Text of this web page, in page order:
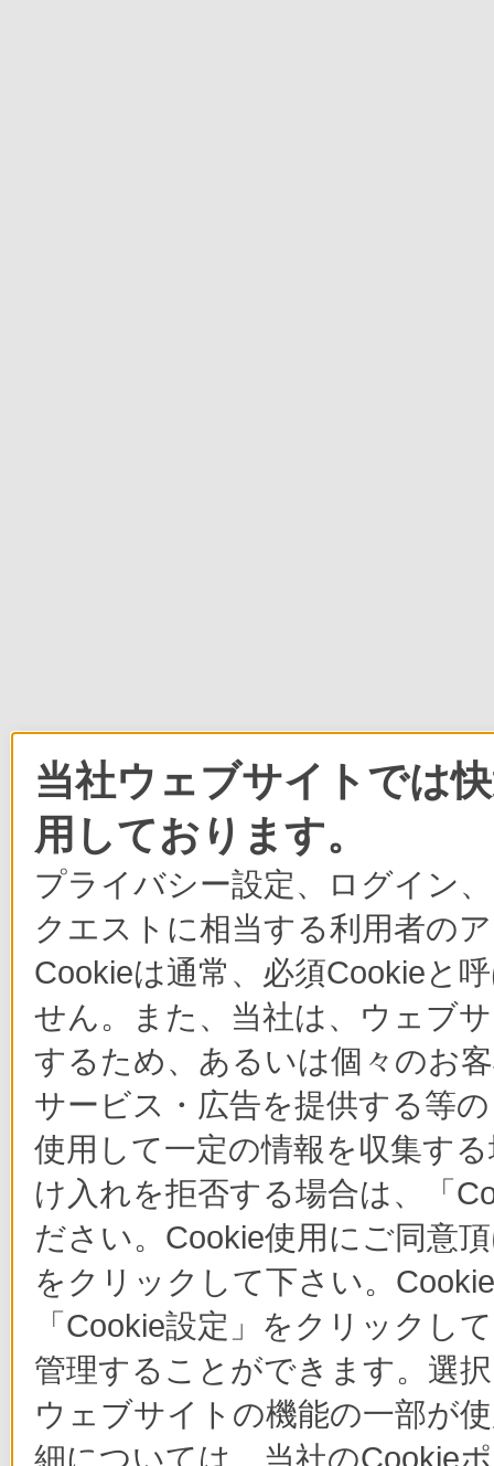
当社ウェブサイトでは
用しております。
プライバシー設定、ログイン
クエストに相当する利用者の
Cookieは通常、必須Cookieと
せん。また、当社は、ウェブ
するため、あるいは個々のお
サービス・広告を提供する等
使用して一定の情報を収集す
け入れを拒否する場合は、「
ださい。Cookie使用にご同意
をクリックして下さい。
「Cookie設定」をクリックし
管理することができます。選
ウェブサイトの機能の一部が
細については、当社のCookie